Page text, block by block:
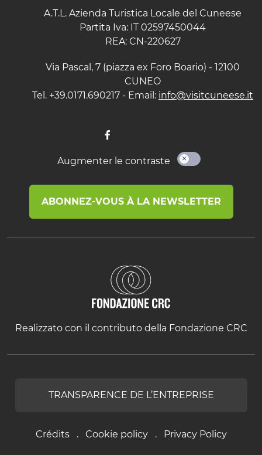
A.T.L. Azienda Turistica Locale del Cuneese
Partita Iva: IT 02597450044
REA: CN-220627
Via Pascal, 7 (piazza ex Foro Boario) - 12100
CUNEO
Tel. +39.0171.690217 - Email: info@visitcuneese.it
Augmenter le contraste
ABONNEZ-VOUS À LA NEWSLETTER
Realizzato con il contributo della Fondazione CRC
Crédits Cookie policy Privacy Policy
TRANSPARENCE DE L’ENTREPRISE